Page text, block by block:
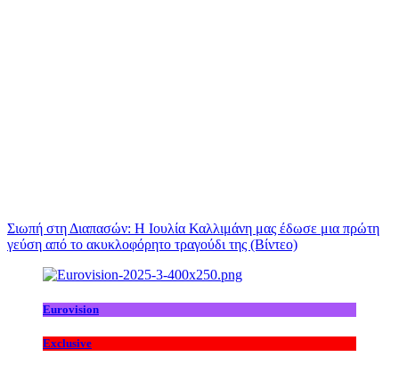
Σιωπή στη Διαπασών: Η Ιουλία Καλλιμάνη μας έδωσε μια πρώτη
γεύση από το ακυκλοφόρητο τραγούδι της (Βίντεο)
Eurovision
Exclusive